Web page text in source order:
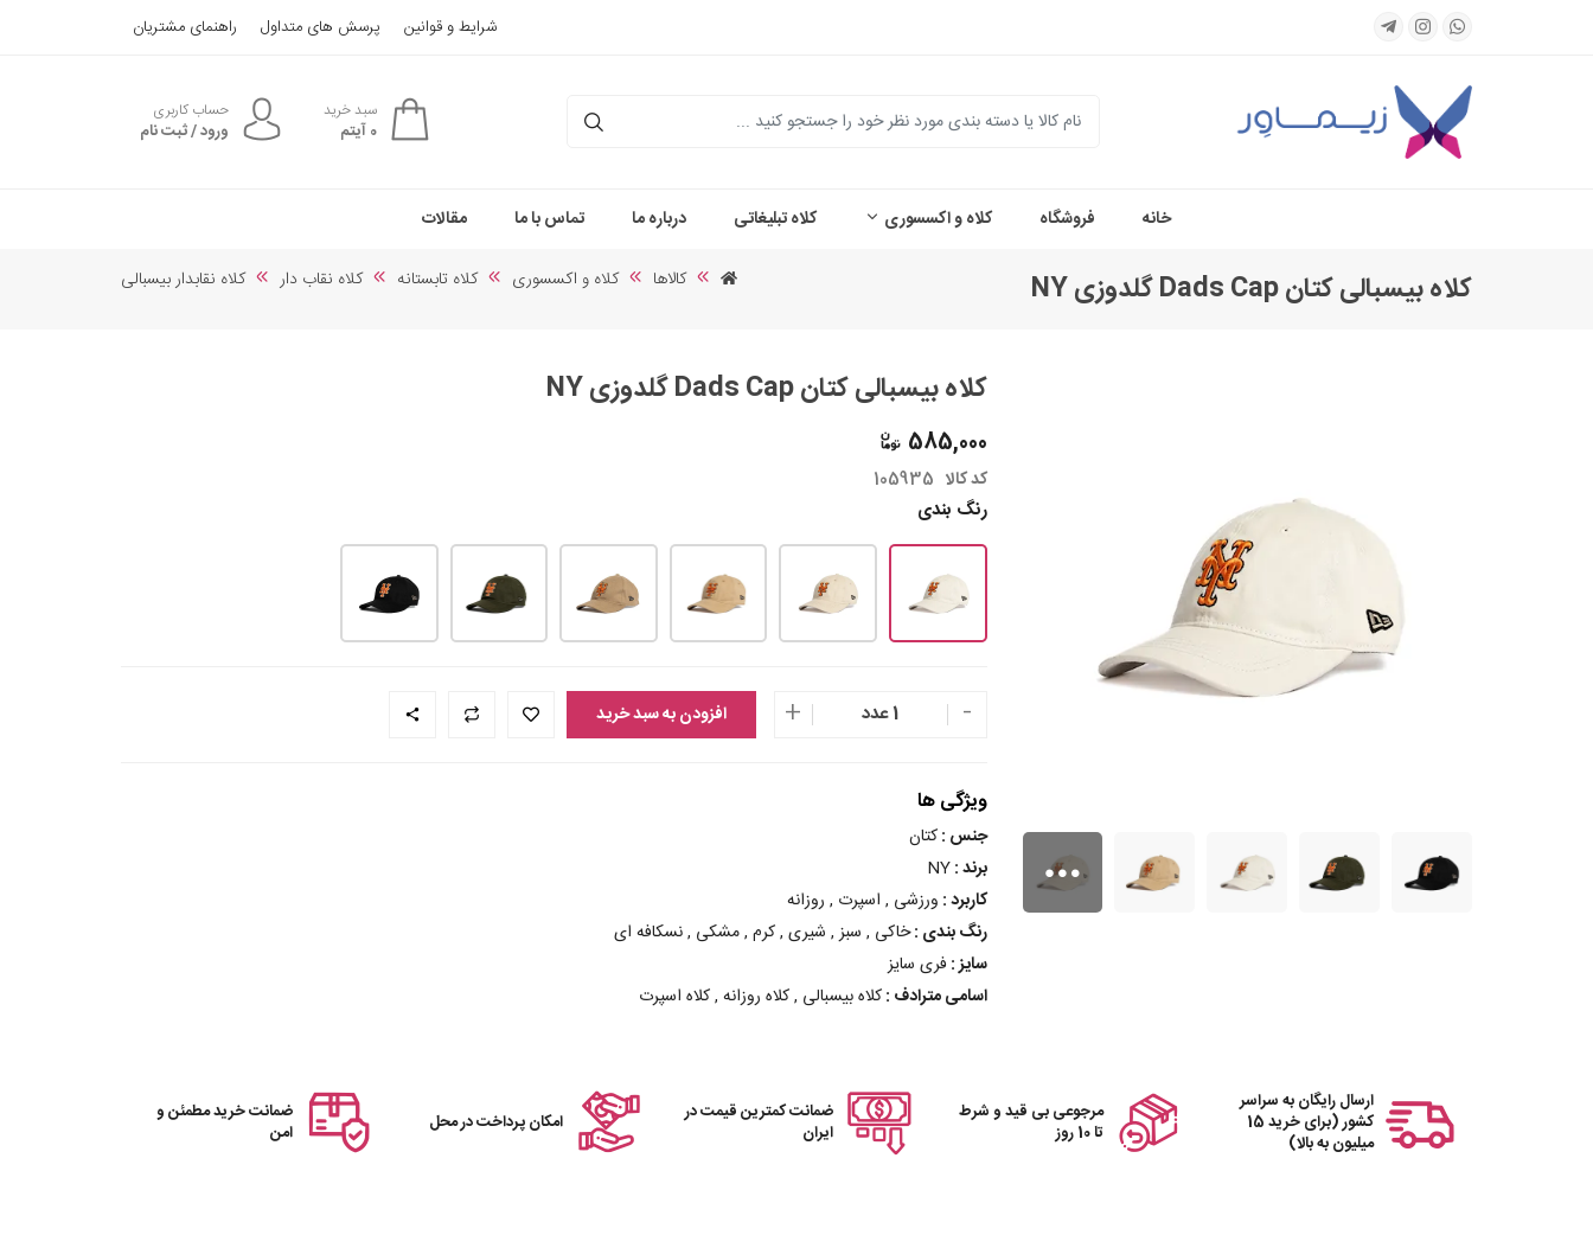
شرایط و قوانین پرسش های متداول راهنمای مشتریان
جستجو سبد خرید
0آیتم
حساب کاربری
ورود / ثبت نام
خانه فروشگاه کلاه و اکسسوری کلاه تبلیغاتی درباره ما تماس با ما مقالات
کلاه بیسبالی کتان Dads Cap گلدوزی NY کالاها کلاه و اکسسوری کلاه تابستانه کلاه نقاب دار کلاه نقابدار بیسبالی
کلاه بیسبالی کتان Dads Cap گلدوزی NY
585,000
کد کالا 105935
رنگ بندی
- 1 عدد + افزودن به سبد خرید
ویژگی ها
جنس :کتان
برند :NY
کاربرد : ورزشی , اسپرت , روزانه
رنگ بندی :خاکی , سبز , شیری , کرم , مشکی , نسکافه ای
سایز : فری سایز
اسامی مترادف :کلاه بیسبالی , کلاه روزانه , کلاه اسپرت
ارسال رایگان به سراسر
کشور (برای خرید 15
میلیون به بالا)
مرجوعی بی قید و شرط
تا 10 روز
ضمانت کمترین قیمت در
ایران
امکان پرداخت در محل
ضمانت خرید مطمئن و
امن